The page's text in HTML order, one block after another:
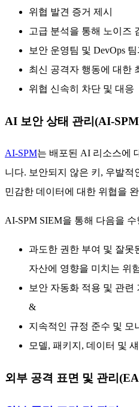
위협 발견 증거 제시
고급 분석을 통해 노이즈
보안 운영팀 및 DevOps
최신 공격자 행동에 대한
위협 신속히 차단 및 대응
AI 보안 상태 관리(AI-
AI-SPM는 배포된 AI 리소스에
니다. 보안되지 않은 키, 우발적
민감한 데이터에 대한 위협을
AI-SPM SIEM을 통해 다음을
과도한 권한 부여 및 잘못
자산에 영향을 미치는 위
보안 자동화 적용 및 관련
&
지속적인 규정 준수 및 모
모델, 패키지, 데이터 및
외부 공격 표면 및 관리